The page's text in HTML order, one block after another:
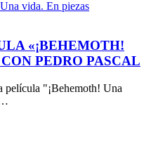
«¡BEHEMOTH!
PEDRO PASCAL
película "¡Behemoth! Una